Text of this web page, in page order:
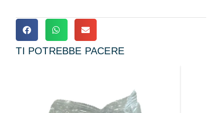
TI POTREBBE PACERE